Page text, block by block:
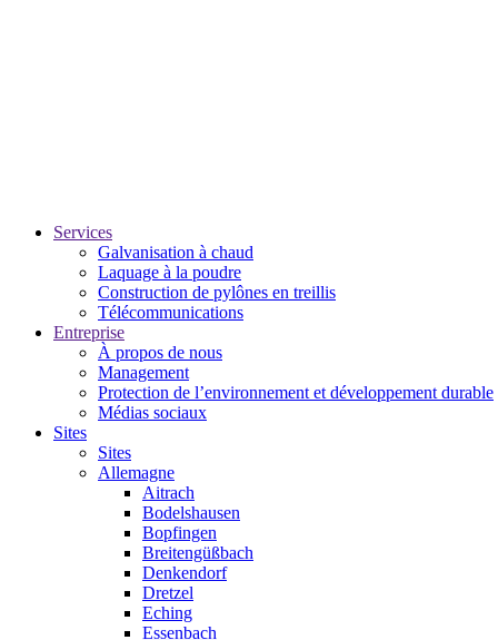
Services
Galvanisation à chaud
Laquage à la poudre
Construction de pylônes en treillis
Télécommunications
Entreprise
À propos de nous
Management
Protection de l’environnement et développement durable
Médias sociaux
Sites
Sites
Allemagne
Aitrach
Bodelshausen
Bopfingen
Breitengüßbach
Denkendorf
Dretzel
Eching
Essenbach